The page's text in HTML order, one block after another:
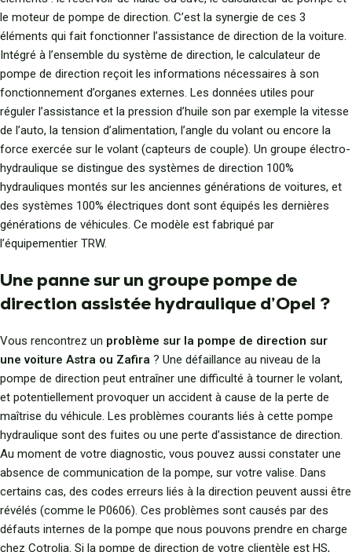
le moteur de pompe de direction. C’est la synergie de ces 3
éléments qui fait fonctionner l’assistance de direction de la voiture.
Intégré à l’ensemble du système de direction, le calculateur de
pompe de direction reçoit les informations nécessaires à son
fonctionnement d’organes externes. Les données utiles pour
réguler l’assistance et la pression d’huile son par exemple la vitesse
de l’auto, la tension d’alimentation, l’angle du volant ou encore la
force exercée sur le volant (capteurs de couple). Un groupe électro-
hydraulique se distingue des systèmes de direction 100%
hydrauliques montés sur les anciennes générations de voitures, et
des systèmes 100% électriques dont sont équipés les dernières
générations de véhicules. Ce modèle est fabriqué par
l’équipementier TRW.
Une panne sur un groupe pompe de
direction assistée hydraulique d’Opel ?
Vous rencontrez un problème sur la pompe de direction sur
une voiture Astra ou Zafira ? Une défaillance au niveau de la
pompe de direction peut entraîner une difficulté à tourner le volant,
et potentiellement provoquer un accident à cause de la perte de
maîtrise du véhicule. Les problèmes courants liés à cette pompe
hydraulique sont des fuites ou une perte d’assistance de direction.
Au moment de votre diagnostic, vous pouvez aussi constater une
absence de communication de la pompe, sur votre valise. Dans
certains cas, des codes erreurs liés à la direction peuvent aussi être
révélés (comme le P0606). Ces problèmes sont causés par des
défauts internes de la pompe que nous pouvons prendre en charge
chez Cotrolia. Si la pompe de direction de votre clientèle est HS,